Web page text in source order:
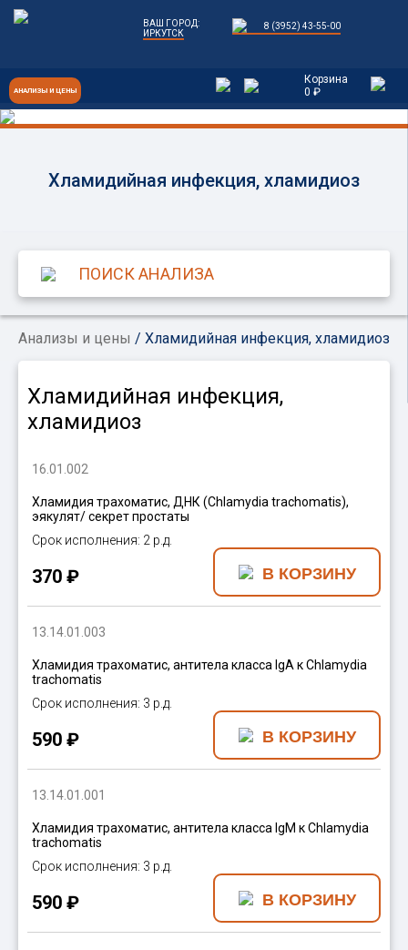
АНАЛИЗЫ И ЦЕНЫ
ВАШ ГОРОД:
ИРКУТСК
8 (3952) 43-55-00
Корзина
0 ₽
Хламидийная инфекция, хламидиоз
Анализы и цены / Хламидийная инфекция, хламидиоз
Хламидийная инфекция,
хламидиоз
16.01.002
Хламидия трахоматис, ДНК (Chlamydia trachomatis),
эякулят/ секрет простаты
2 р.д.
370 ₽
13.14.01.003
Хламидия трахоматис, антитела класса IgА к Chlamydia
trachomatis
3 р.д.
590 ₽
13.14.01.001
Хламидия трахоматис, антитела класса IgM к Chlamydia
trachomatis
3 р.д.
590 ₽